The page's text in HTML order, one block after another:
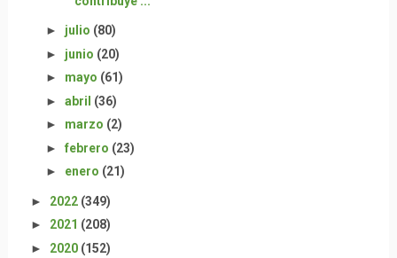
► julio (80)
► junio (20)
► mayo (61)
► abril (36)
► marzo (2)
► febrero (23)
► enero (21)
► 2022 (349)
► 2021 (208)
► 2020 (152)